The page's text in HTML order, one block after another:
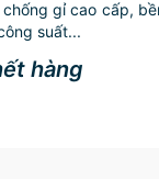
gỉ cao cấp,
suất...
hàng